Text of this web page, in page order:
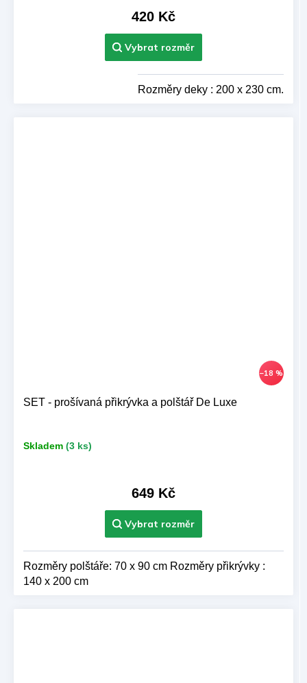
420 Kč
Rozměry deky : 200 x 230 cm.
–18 %
SET - prošívaná přikrývka a polštář De Luxe
Skladem (3 ks)
649 Kč
Rozměry polštáře: 70 x 90 cm Rozměry přikrývky :
140 x 200 cm